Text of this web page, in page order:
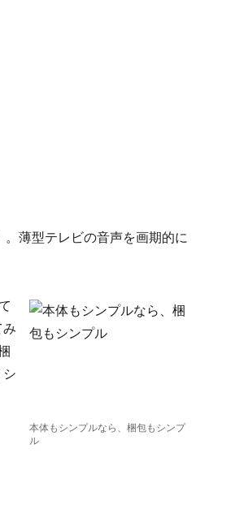
薄型テレビの音声を画期的に
本体もシンプルなら、梱包もシンプ
ル
み
シ